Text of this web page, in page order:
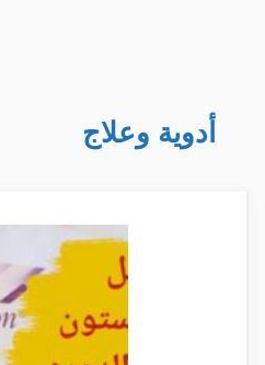
أدوية وعلاج